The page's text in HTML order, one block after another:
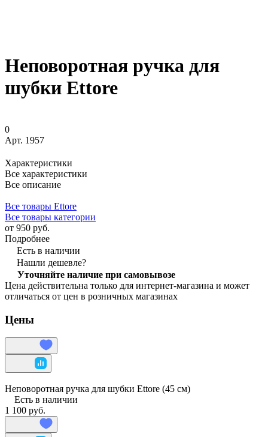
Неповоротная ручка для
шубки Ettore
0
Арт. 1957
Характеристики
Все характеристики
Все описание
Все товары Ettore
Все товары категории
от 950 руб.
Подробнее
Есть в наличии
Нашли дешевле?
Уточняйте наличие при самовывозе
Цена действительна только для интернет-магазина и может
отличаться от цен в розничных магазинах
Цены
Неповоротная ручка для шубки Ettore (45 см)
Есть в наличии
1 100 руб.